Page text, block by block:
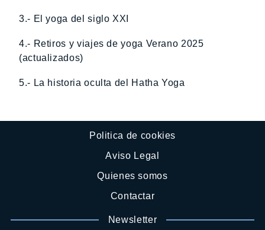
3.- El yoga del siglo XXI
4.- Retiros y viajes de yoga Verano 2025
(actualizados)
5.- La historia oculta del Hatha Yoga
Politica de cookies
Aviso Legal
Quienes somos
Contactar
Newsletter